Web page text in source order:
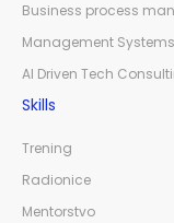
Business process
Management
AI Driven Tech
Skills
Trening
Radionice
Mentorstvo